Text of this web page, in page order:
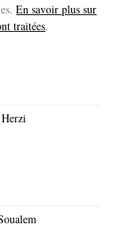
En savoir plus sur
traitées.